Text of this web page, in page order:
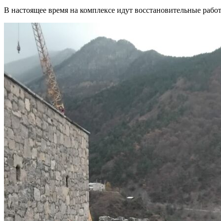
В настоящее время на комплексе идут восстановительные